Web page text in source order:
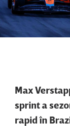
Max
sprint a
rapid în